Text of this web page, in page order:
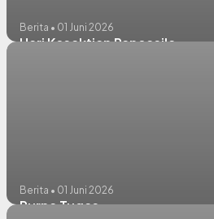
Berita • 01 Juni 2026
Hari Kesaktian Pancasila
Berita • 01 Juni 2026
Purna Tugas